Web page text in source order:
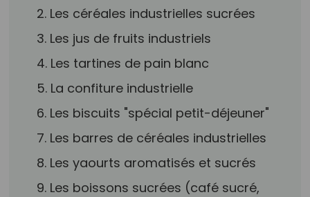
2. Les céréales industrielles sucrées
3. Les jus de fruits industriels
4. Les tartines de pain blanc
5. La confiture industrielle
6. Les biscuits "spécial petit-déjeuner"
7. Les barres de céréales industrielles
8. Les yaourts aromatisés et sucrés
9. Les boissons sucrées (café sucré,